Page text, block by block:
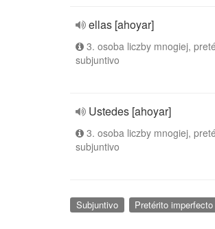
ellas [ahoyar]
3. osoba liczby mnogiej,
subjuntivo
Ustedes [ahoyar]
3. osoba liczby mnogiej,
subjuntivo
Subjuntivo Pretérito imperfecto